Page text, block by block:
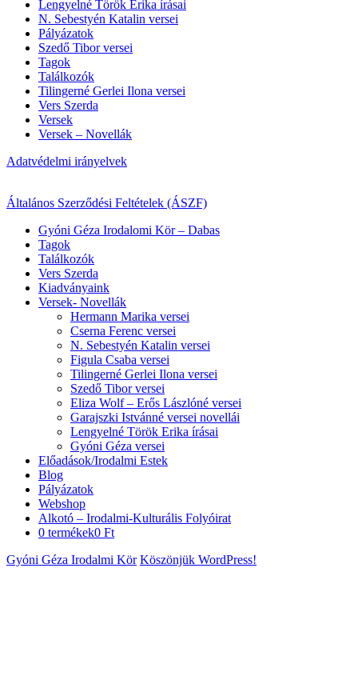
Lengyelné Török Erika írásai
N. Sebestyén Katalin versei
Pályázatok
Szedő Tibor versei
Tagok
Találkozók
Tilingerné Gerlei Ilona versei
Vers Szerda
Versek
Versek – Novellák
Adatvédelmi irányelvek
Általános Szerződési Feltételek (ÁSZF)
Gyóni Géza Irodalomi Kör – Dabas
Tagok
Találkozók
Vers Szerda
Kiadványaink
Versek- Novellák
Hermann Marika versei
Cserna Ferenc versei
N. Sebestyén Katalin versei
Figula Csaba versei
Tilingerné Gerlei Ilona versei
Szedő Tibor versei
Eliza Wolf – Erős Lászlóné versei
Garajszki Istvánné versei novellái
Lengyelné Török Erika írásai
Gyóni Géza versei
Előadások/Irodalmi Estek
Blog
Pályázatok
Webshop
Alkotó – Irodalmi-Kulturális Folyóirat
0 termékek0 Ft
Gyóni Géza Irodalmi Kör Köszönjük WordPress!